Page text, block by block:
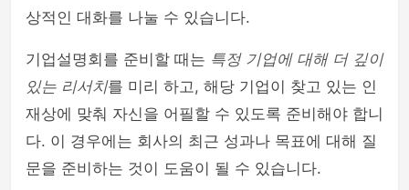
상적인 대화를 나눌 수 있습니다.
기업설명회를 준비할 때는 특정 기업에 대해 더 깊이
있는 리서치를 미리 하고, 해당 기업이 찾고 있는 인
재상에 맞춰 자신을 어필할 수 있도록 준비해야 합니
다. 이 경우에는 회사의 최근 성과나 목표에 대해 질
문을 준비하는 것이 도움이 될 수 있습니다.